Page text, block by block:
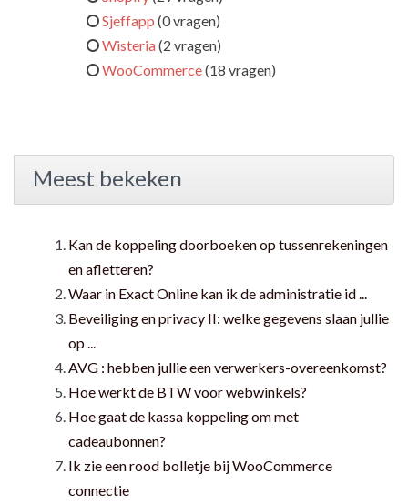
Sjeffapp (0 vragen)
Wisteria(2 vragen)
WooCommerce(18 vragen)
Meest bekeken
Kan de koppeling doorboeken op tussenrekeningen
en afletteren?
Waar in Exact Online kan ik de administratie id ...
Beveiliging en privacy II: welke gegevens slaan jullie
op ...
AVG : hebben jullie een verwerkers-overeenkomst?
Hoe werkt de BTW voor webwinkels?
Hoe gaat de kassa koppeling om met
cadeaubonnen?
Ik zie een rood bolletje bij WooCommerce
connectie